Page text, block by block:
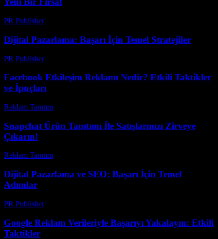
PR Publisher-
Dijital Pazarlama: Başarı İçin Temel Stratejiler
PR Publisher-
Facebook Etkileşim Reklamı Nedir? Etkili Taktikler
ve İpuçları
Reklam Tanıtım
Snapchat Ürün Tanıtımı İle Satışlarınızı Zirveye
Çıkarın!
Reklam Tanıtım
Dijital Pazarlama ve SEO: Başarı İçin Temel
Adımlar
PR Publisher-
Google Reklam Verileriyle Başarıyı Yakalayın: Etkili
Taktikler